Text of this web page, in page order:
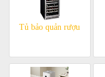
Tủ bảo quản rượu